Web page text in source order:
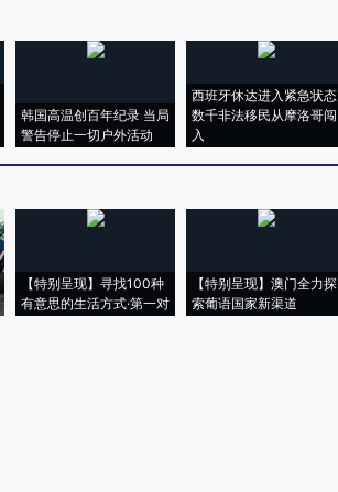
韩国高温创百年纪录 当局
警告停止一切户外活动
西班牙休达进入紧急状态
数千非法移民从摩洛哥闯
入
【特别呈现】寻找100种
有意思的生活方式·第一对
【特别呈现】澳门全力探
索葡语国家新渠道